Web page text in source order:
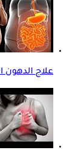
علاج الدهون